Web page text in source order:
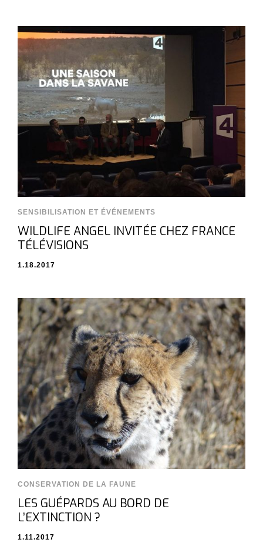
SENSIBILISATION ET ÉVÉNEMENTS
WILDLIFE ANGEL INVITÉE CHEZ FRANCE
TÉLÉVISIONS
1.18.2017
CONSERVATION DE LA FAUNE
LES GUÉPARDS AU BORD DE
L’EXTINCTION ?
1.11.2017